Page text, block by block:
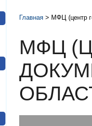
Главная > МФЦ (центр
МФЦ